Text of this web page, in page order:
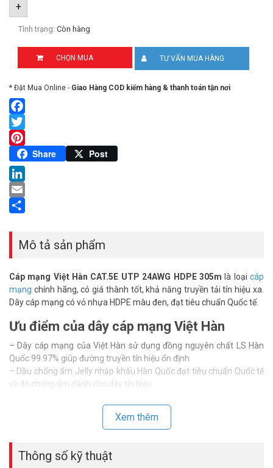
+
Tình trạng: Còn hàng
CHỌN MUA TƯ VẤN MUA HÀNG
* Đặt Mua Online - Giao Hàng COD kiểm hàng & thanh toán tận nơi
Facebook
Twitter
Pinterest
Share Post
LinkedIn
Email
Mô tả sản phẩm
Cáp mạng Việt Hàn CAT.5E UTP 24AWG HDPE 305m là loạicáp
mạng chính hãng, có giá thành tốt, khả năng truyền tải tín hiệu xa.
Dây cáp mạng có vỏ nhựa HDPE màu đen, đạt tiêu chuẩn Quốc tế.
Ưu điểm của dây cáp mạng Việt Hàn
– Dây cáp mạng của Việt Hàn sử dụng đồng nguyên chất LS Hàn
Quốc 99.97% giúp đường truyền tín hiệu ổn định
– Dầu chống ẩm Jelly nhập khẩu Hàn Quốc đạt tiêu chuẩn Quốc tế
về độ chống ẩm dành cho dây tín hiệu
– Hệ thống nhà máy, dây chuyền sản xuất đồng bộ hóa theo tiêu
Xem thêm
Thông số kỹ thuật